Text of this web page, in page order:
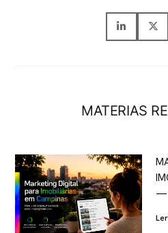
MATERIAS
—